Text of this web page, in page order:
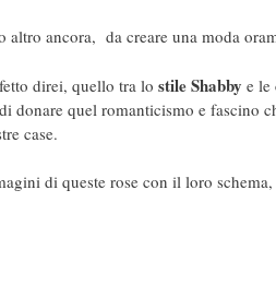
altro ancora, da creare una moda
direi, quello tra lo stile Shabby e le
donare quel romanticismo e fascino
case.
di queste rose con il loro